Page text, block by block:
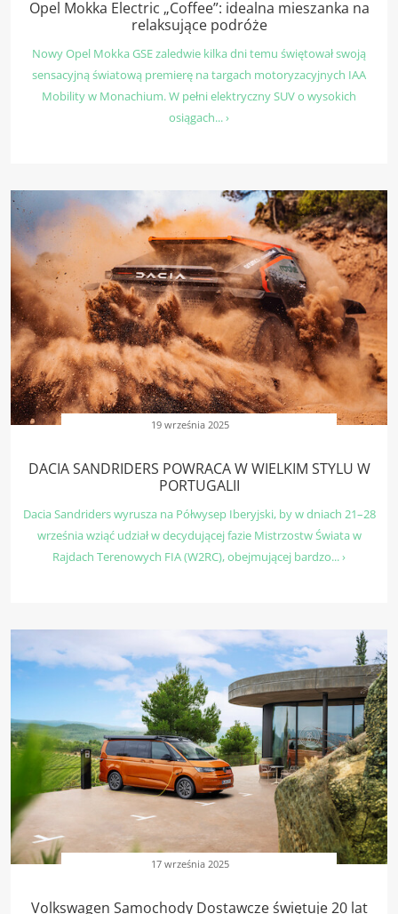
Opel Mokka Electric „Coffee”: idealna mieszanka na
relaksujące podróże
Nowy Opel Mokka GSE zaledwie kilka dni temu świętował swoją
sensacyjną światową premierę na targach motoryzacyjnych IAA
Mobility w Monachium. W pełni elektryczny SUV o wysokich
osiągach... ›
19 września 2025
DACIA SANDRIDERS POWRACA W WIELKIM STYLU W
PORTUGALII
Dacia Sandriders wyrusza na Półwysep Iberyjski, by w dniach 21–28
września wziąć udział w decydującej fazie Mistrzostw Świata w
Rajdach Terenowych FIA (W2RC), obejmującej bardzo... ›
17 września 2025
Volkswagen Samochody Dostawcze świętuje 20 lat